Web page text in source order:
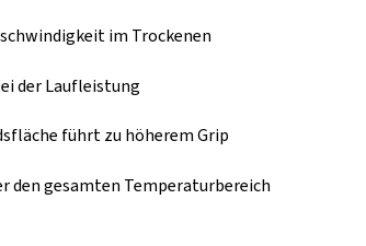
im Trockenen
der Laufleistung
führt zu höherem Grip
den gesamten Temperaturbereich